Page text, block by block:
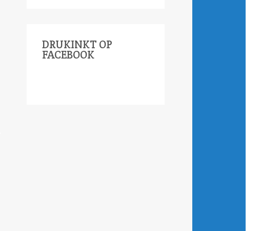
DRUKINKT OP
FACEBOOK